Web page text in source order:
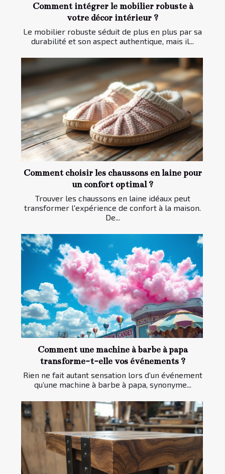
Comment intégrer le mobilier robuste à
votre décor intérieur ?
Le mobilier robuste séduit de plus en plus par sa
durabilité et son aspect authentique, mais il...
Comment choisir les chaussons en laine pour
un confort optimal ?
Trouver les chaussons en laine idéaux peut
transformer l'expérience de confort à la maison.
De...
Comment une machine à barbe à papa
transforme-t-elle vos événements ?
Rien ne fait autant sensation lors d’un événement
qu’une machine à barbe à papa, synonyme...